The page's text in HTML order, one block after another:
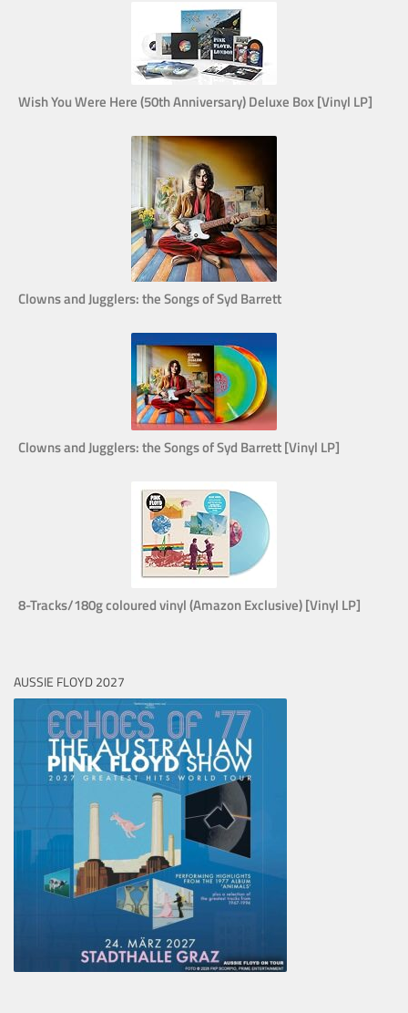
Wish You Were Here (50th Anniversary) Deluxe Box [Vinyl LP]
Clowns and Jugglers: the Songs of Syd Barrett
Clowns and Jugglers: the Songs of Syd Barrett [Vinyl LP]
8-Tracks/180g coloured vinyl (Amazon Exclusive) [Vinyl LP]
AUSSIE FLOYD 2027